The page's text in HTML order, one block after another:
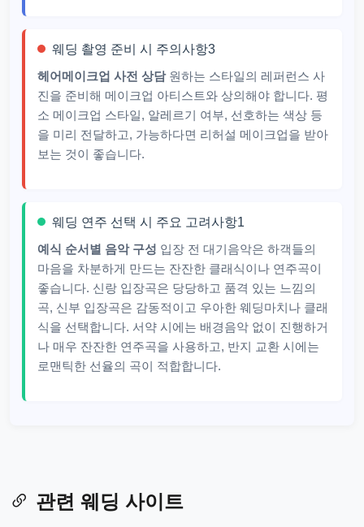
웨딩 촬영 준비 시 주의사항3
헤어메이크업 사전 상담원하는 스타일의 레퍼런스 사
진을 준비해 메이크업 아티스트와 상의해야 합니다. 평
소 메이크업 스타일, 알레르기 여부, 선호하는 색상 등
을 미리 전달하고, 가능하다면 리허설 메이크업을 받아
보는 것이 좋습니다.
웨딩 연주 선택 시 주요 고려사항1
예식 순서별 음악 구성 입장 전 대기음악은 하객들의
마음을 차분하게 만드는 잔잔한 클래식이나 연주곡이
좋습니다. 신랑 입장곡은 당당하고 품격 있는 느낌의
곡, 신부 입장곡은 감동적이고 우아한 웨딩마치나 클래
식을 선택합니다. 서약 시에는 배경음악 없이 진행하거
나 매우 잔잔한 연주곡을 사용하고, 반지 교환 시에는
로맨틱한 선율의 곡이 적합합니다.
관련 웨딩 사이트